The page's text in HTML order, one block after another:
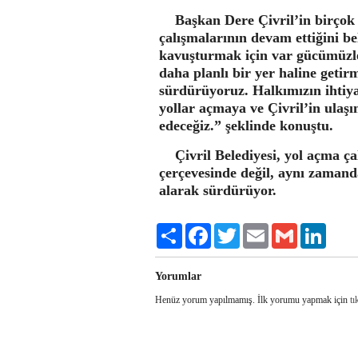
Başkan Dere Çivril’in birçok
çalışmalarının devam ettiğini
kavuşturmak için var
daha planlı bir yer haline
sürdürüyoruz. Halkımızın
yollar açmaya ve Çivril’in
edeceğiz.” şeklinde konuştu.
Çivril Belediyesi, yol açma
çerçevesinde değil, aynı
alarak sürdürüyor.
Share FacebookTwitter Email Gmail
Yorumlar
Henüz yorum yapılmamış. İlk yorumu yapmak için